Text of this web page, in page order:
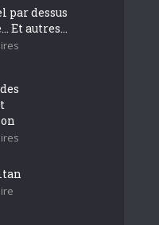
par dessus
Et autres...